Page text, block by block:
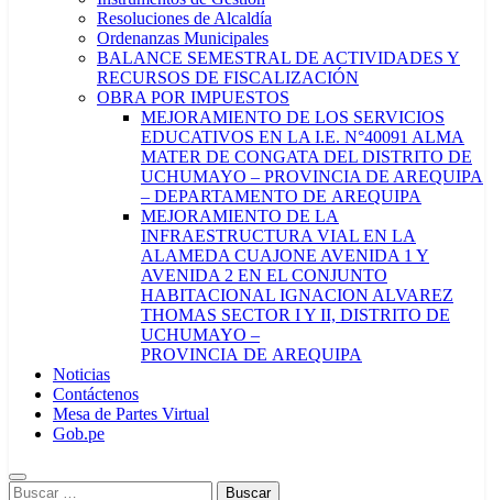
Resoluciones de Alcaldía
Ordenanzas Municipales
BALANCE SEMESTRAL DE ACTIVIDADES Y
RECURSOS DE FISCALIZACIÓN
OBRA POR IMPUESTOS
MEJORAMIENTO DE LOS SERVICIOS
EDUCATIVOS EN LA I.E. N°40091 ALMA
MATER DE CONGATA DEL DISTRITO DE
UCHUMAYO – PROVINCIA DE AREQUIPA
– DEPARTAMENTO DE AREQUIPA
MEJORAMIENTO DE LA
INFRAESTRUCTURA VIAL EN LA
ALAMEDA CUAJONE AVENIDA 1 Y
AVENIDA 2 EN EL CONJUNTO
HABITACIONAL IGNACION ALVAREZ
THOMAS SECTOR I Y II, DISTRITO DE
UCHUMAYO –
PROVINCIA DE AREQUIPA
Noticias
Contáctenos
Mesa de Partes Virtual
Gob.pe
Buscar: